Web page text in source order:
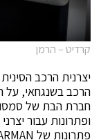
קרדיט – הרמן
חברת הבת של
ופתרונות עבור